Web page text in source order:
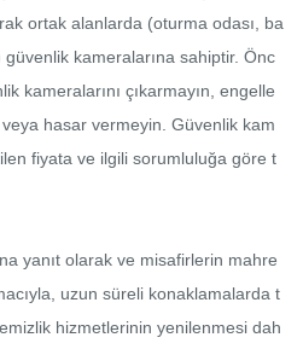
ortak alanlarda (oturma odası, ba
güvenlik kameralarına sahiptir. Önc
kameralarını çıkarmayın, engelle
hasar vermeyin. Güvenlik kam
fiyata ve ilgili sorumluluğa göre t
yanıt olarak ve misafirlerin mahre
uzun süreli konaklamalarda t
hizmetlerinin yenilenmesi dah